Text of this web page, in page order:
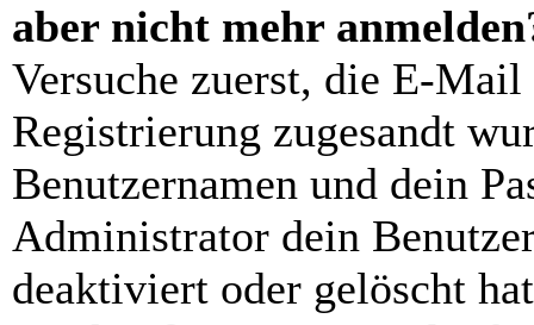
aber nicht mehr
Versuche zuerst, die E-
Registrierung zugesandt
Benutzernamen und dein
Administrator dein
deaktiviert oder gelöscht